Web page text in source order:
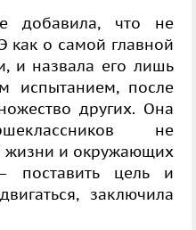
добавила, что не
как о самой главной
и назвала его лишь
испытанием, после
других. Она
не
жизни и окружающих
поставить цель и
заключила